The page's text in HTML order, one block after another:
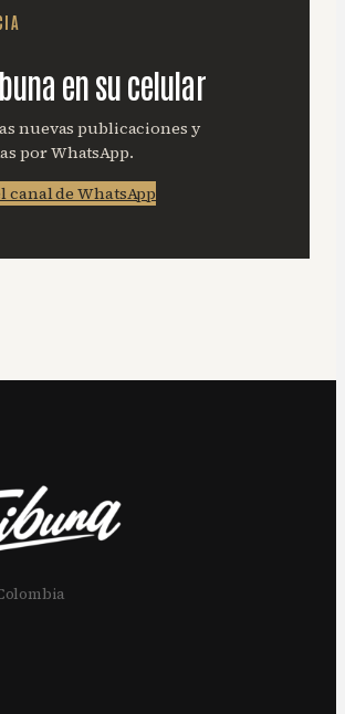
en su celular
nuevas publicaciones y
por WhatsApp.
canal de WhatsApp